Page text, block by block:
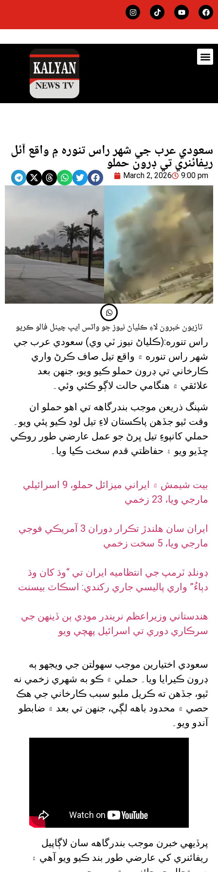
سعودي عرب جي شهر راس تنوره ۾ واقع آئل
ريفائنري تي ڊرون حملو
March 2, 2026 9:00 pm
تازيون خبرون لاءِ ڪلياڻ نيوز جو واٽس ايپ چينل فالو ڪريو
راس تنوره:(ڪلياڻ نيوز ٽي وي) سعودي عرب جي
شهر راس تنوره ۾ واقع تيل صاف ڪرڻ واري
ڪارخاني تي ڊرون حملو ڪيو ويو، جنهن بعد
علائقي ۾ هنگامي حالت لاڳو ڪئي وئي۔
شپنگ ذريعن موجب بندرگاهه تي اهو حملو ان
وقت ٿيو جڏهن پاڪستان لاءِ تيل لوڊ ڪيو پئي ويو۔
حملي کانپوءِ تيل ڀرڻ جو عمل عارضي طور روڪي
ڇڏيو ويو ۽ حفاظتي قدم سخت ڪيا ويا۔
بيت شيمش ۾ ايراني ميزائل حملو، 9 اسرائيلي
مارجي ويا، 23 زخمي
ايران سان هلندڙ تڪرار دوران 3 آمريڪي فوجي
مارجي ويا، 5 سخت زخمي
ڊونلڊ ٽرمپ جي انتظاميه ايران تي “وڌ کان وڌ
دٻاءُ” واري پاليسي جاري رکندي: اسڪاٽ بيسنت
هندستاني وزيراعظم نريندر مودي ٻن ڏينهن جي
سرڪاري دوري تي اسرائيل پهچي ويو
سعودي اختيارين موجب سهولتن جي ويجهو ٻه
ڊرون ڪيرايا ويا۔ حملي ۾ ڪو به شهري زخمي نه
ٿيو، جڏهن ته ڪريل ملبو سبب ڪارخاني جي هڪ
حصي ۾ محدود باهه لڳي، جنهن تي بعد ۾ ضابطو
آندو ويو۔
پرڏيهي خبرن موجب بندرگاهه سان لاڳاپيل
ريفائنري کي عارضي طور بند ڪيو ويو آهي ۽